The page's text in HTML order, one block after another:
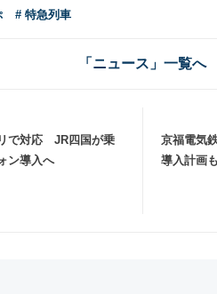
# 特急列車
「ニュース」一覧へ
で対応 JR四国が乗
ン導入へ
京福電気
導入計画も